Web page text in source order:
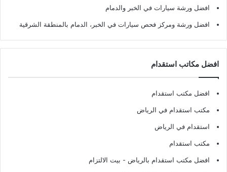
افضل ورشة سيارات في الخبر والدمام
افضل ورشة ومركز فحص سيارات في الخبر، الدمام بالمنطقة الشرقية
افضل مكاتب استقدام
افضل مكتب استقدام
مكتب استقدام في الرياض
استقدام في الرياض
مكتب استقدام
افضل مكتب استقدام بالرياض - بيت الالتزام